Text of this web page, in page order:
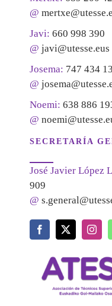
@
Javi: 660 998 390
@ javi@utesse.eus
Josema: 747 434
@
Noemi: 638 886
@
SECRETARÍA
José Javier López
909
@